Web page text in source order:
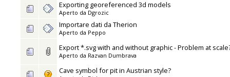
Exporting georeferenced 3d models
Aperto da Dgrozic
Importare dati da Therion
Aperto da Peppo
Export *.svg with and without graphic - Problem at
Aperto da Razvan Dumbrava
Cave symbol for pit in Austrian style?